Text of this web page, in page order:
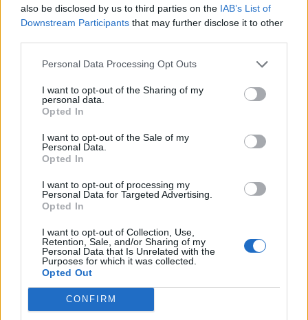
also be disclosed by us to third parties on the IAB’s List of
Downstream Participants that may further disclose it to other
Personal Data Processing Opt Outs
I want to opt-out of the Sharing of my
personal data.
Opted In
I want to opt-out of the Sale of my
Personal Data.
Opted In
I want to opt-out of processing my
Personal Data for Targeted Advertising.
Opted In
I want to opt-out of Collection, Use,
Retention, Sale, and/or Sharing of my
Personal Data that Is Unrelated with the
Purposes for which it was collected.
Opted Out
CONFIRM